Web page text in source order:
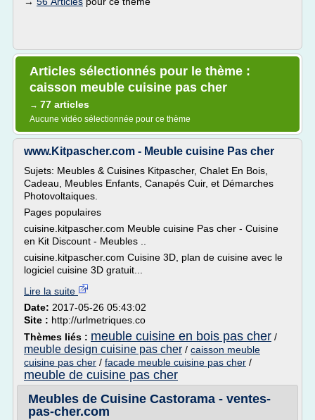
Articles sélectionnés pour le thème :
caisson meuble cuisine pas cher
→ 77 articles
Aucune vidéo sélectionnée pour ce thème
www.Kitpascher.com - Meuble cuisine Pas cher
Sujets: Meubles & Cuisines Kitpascher, Chalet En Bois,
Cadeau, Meubles Enfants, Canapés Cuir, et Démarches
Photovoltaiques.
Pages populaires
cuisine.kitpascher.com Meuble cuisine Pas cher - Cuisine
en Kit Discount - Meubles ..
cuisine.kitpascher.com Cuisine 3D, plan de cuisine avec le
logiciel cuisine 3D gratuit...
Lire la suite
Date: 2017-05-26 05:43:02
Site : http://urlmetriques.co
Thèmes liés : meuble cuisine en bois pas cher /
meuble design cuisine pas cher / caisson meuble
cuisine pas cher / facade meuble cuisine pas cher /
meuble de cuisine pas cher
Meubles de Cuisine Castorama - ventes-
pas-cher.com